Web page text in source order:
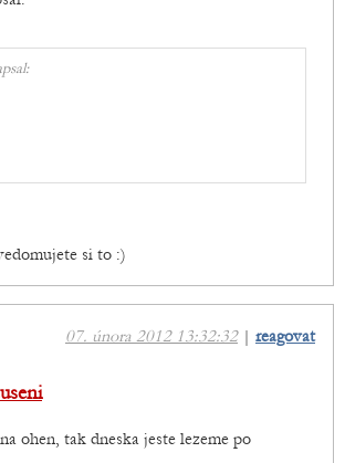
si to :)
07. února 2012 13:32:32| reagovat
ohen, tak dneska jeste lezeme po